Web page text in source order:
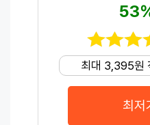
최대 3,395원
최저